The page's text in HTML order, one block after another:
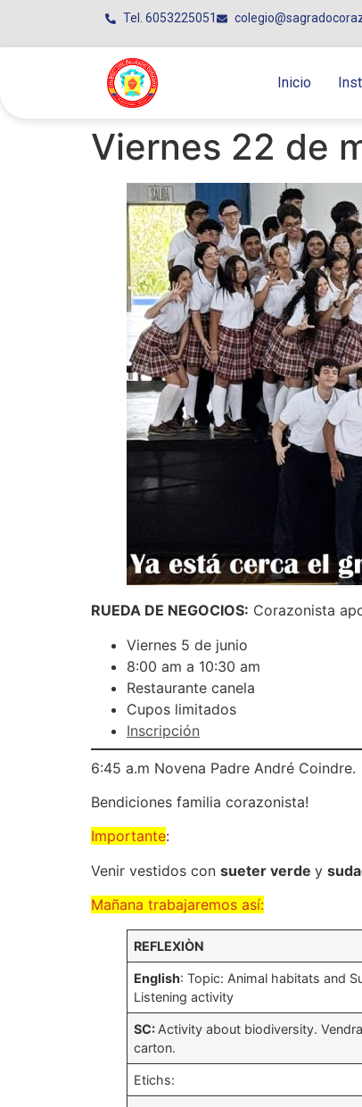
Tel. 6053225051
Inicio
Viernes 22 de
RUEDA DE NEGOCIOS: Corazonista
Viernes 5 de junio
8:00 am a 10:30 am
Restaurante canela
Cupos limitados
Inscripción
6:45 a.m Novena Padre André Coindre.
Bendiciones familia corazonista!
Importante:
Venir vestidos con sueter verde y
Mañana trabajaremos así:
REFLEXIÒN
English: Topic: Animal habitats and
Listening activity
SC: Activity about biodiversity.
carton.
Etichs: